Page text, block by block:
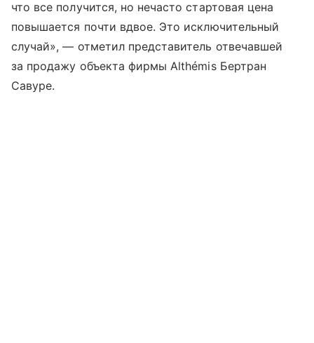
что все получится, но нечасто стартовая цена
повышается почти вдвое. Это исключительный
случай», — отметил представитель отвечавшей
за продажу объекта фирмы Althémis Бертран
Савуре.